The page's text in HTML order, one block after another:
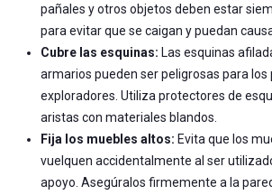
pañales y otros objetos deben estar
para evitar que se caigan y puedan
Cubre las esquinas: Las esquinas
armarios pueden ser peligrosas para los
exploradores. Utiliza protectores de
aristas con materiales blandos.
Fija los muebles altos: Evita que los
vuelquen accidentalmente al ser
apoyo. Asegúralos firmemente a la